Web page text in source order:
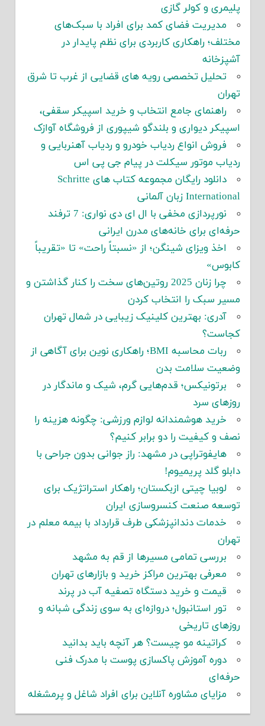
پلیمری و کولر گازی
مدیریت فضای کمد برای افراد با سبک‌های
مختلف؛ راهکاری کاربردی برای نظم پایدار در
آشپزخانه
تحلیل تخصصی رویه های قضایی از غرب تا شرق
تهران
راهنمای جامع انتخاب و خرید اسپیکر سقفی،
اسپیکر دیواری و بلندگو شیپوری از فروشگاه آوازک
فروش انواع ردیاب خودرو و ردیاب آهنربایی و
ردیاب موتور سیکلت در پیام جی پی اس
دانلود رایگان مجموعه کتاب های Schritte
International زبان آلمانی
نورپردازی مخفی با ال ای دی نواری: 7 ترفند
حرفه‌ای برای خانه‌های مدرن ایرانی
اخذ ویزای شینگن؛ از «نسبتاً راحت» تا «تقریباً
کابوس»
چرا زنان 2025 روتین‌های سخت را کنار گذاشتن و
مسیر سبک را انتخاب کردن
آدری: بهترین کلینیک زیبایی در شمال تهران
کجاست؟
ربات محاسبه BMI؛ راهکاری نوین برای آگاهی از
وضعیت سلامت بدن
برتونیکس؛ قدم‌هایی گرم، شیک و ماندگار در
روزهای سرد
خرید هوشمندانه لوازم ورزشی: چگونه هزینه را
نصف و کیفیت را دو برابر کنیم؟
هایفوتراپی در مشهد: راز جوانی بدون جراحی با
دابلو گلد پریمیوم!
لوبیا چیتی ازبکستان؛ راهکار استراتژیک برای
توسعه صنعت کنسروسازی ایران
خدمات دندانپزشکی طرف قرارداد با بیمه معلم در
تهران
بررسی تمامی مسیرها از قم به مشهد
معرفی بهترین مراکز خرید و بازارهای تهران
قیمت و خرید دستگاه تصفیه آب در پرند
تور استانبول؛ دروازه‌ای به سوی زندگی شبانه و
روزهای تاریخی
کراتینه مو چیست؟ هر آنچه باید بدانید
دوره آموزش پاکسازی پوست با مدرک فنی
حرفه‌ای
مزایای مشاوره آنلاین برای افراد شاغل و پرمشغله